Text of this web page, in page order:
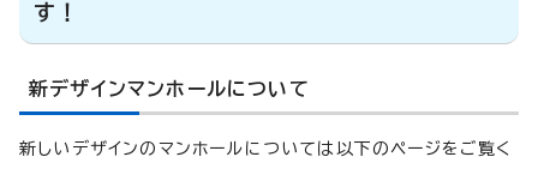
す！
新デザインマンホールについて
新しいデザインのマンホールについては以下のページをご覧く